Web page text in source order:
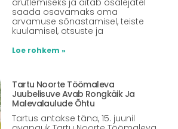
saada osavamaks oma
arvamuse sõnastamisel, teiste
kuulamisel, otsuste ja
Loe rohkem »
Tartu Noorte Töömaleva
Juubelisuve Avab Rongkäik Ja
Malevalaulude Õhtu
Tartus antakse täna, 15. juunil